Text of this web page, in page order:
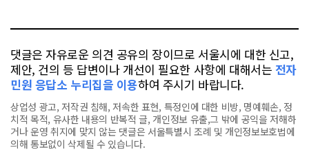
댓글은 자유로운 의견 공유의 장이므로 서울시에 대한 신고,
제안, 건의 등 답변이나 개선이 필요한 사항에 대해서는 전자
민원 응답소 누리집을 이용하여 주시기 바랍니다.
상업성 광고, 저작권 침해, 저속한 표현, 특정인에 대한 비방, 명예훼손, 정
치적 목적, 유사한 내용의 반복적 글, 개인정보 유출,그 밖에 공익을 저해하
거나 운영 취지에 맞지 않는 댓글은 서울특별시 조례 및 개인정보보호법에
의해 통보없이 삭제될 수 있습니다.